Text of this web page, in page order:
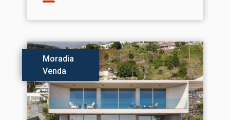
Moradia
Venda